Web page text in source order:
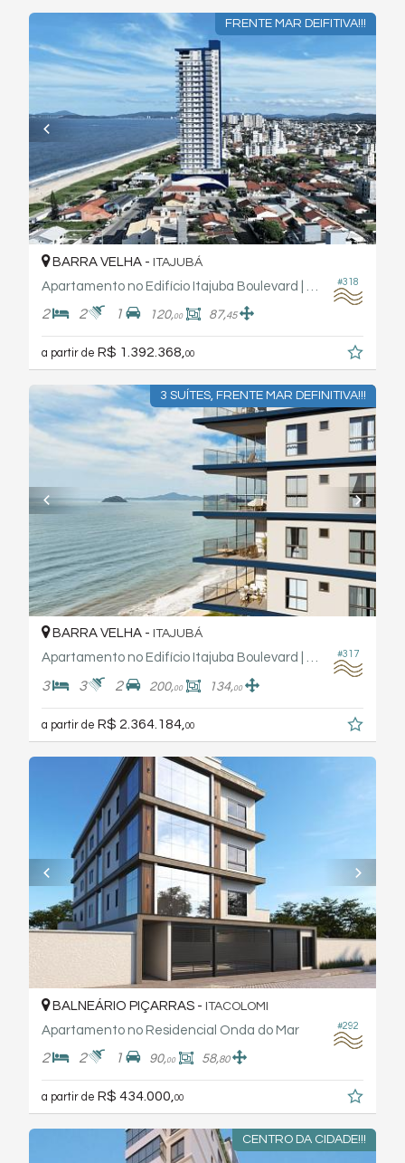
FRENTE MAR DEIFITIVA!!!
#318
BARRA VELHA - ITAJUBÁ
2 2 1 120,00 87,45
a partir de R$ 1.392.368, 00
3 SUÍTES, FRENTE MAR DEFINITIVA!!!
#317
BARRA VELHA - ITAJUBÁ
Apartamento no Edifício Itajuba Boulevard | Fabro Haas Engenharia
3 3 2 200,00 134,00
a partir de R$ 2.364.184,00
#292
BALNEÁRIO PIÇARRAS - ITACOLOMI
Apartamento no Residencial Onda do Mar
2 2 1 90,00 58,80
a partir de R$ 434.000, 00
CENTRO DA CIDADE!!!